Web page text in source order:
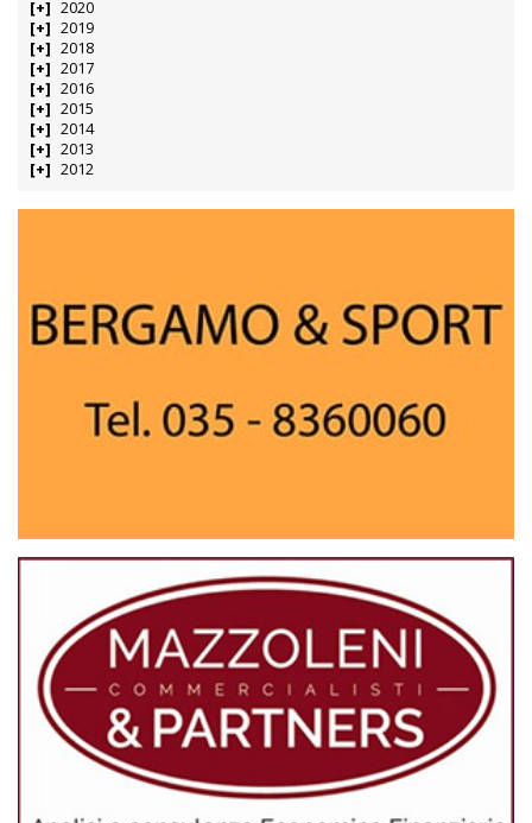
2020
2019
2018
2017
2016
2015
2014
2013
2012